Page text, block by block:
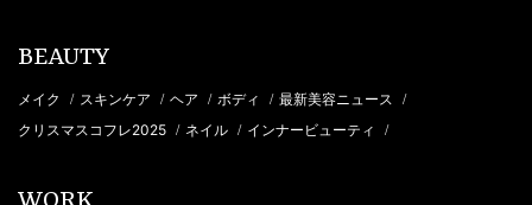
BEAUTY
メイク / スキンケア / ヘア / ボディ / 最新美容ニュース /
クリスマスコフレ2025 / ネイル / インナービューティ /